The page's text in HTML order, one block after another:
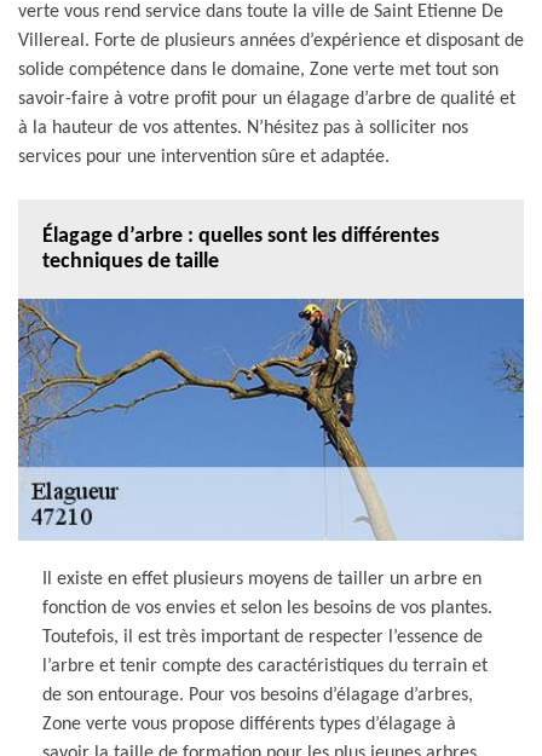
verte vous rend service dans toute la ville de Saint Etienne De
Villereal. Forte de plusieurs années d’expérience et disposant de
solide compétence dans le domaine, Zone verte met tout son
savoir-faire à votre profit pour un élagage d’arbre de qualité et
à la hauteur de vos attentes. N’hésitez pas à solliciter nos
services pour une intervention sûre et adaptée.
Élagage d’arbre : quelles sont les différentes
techniques de taille
Il existe en effet plusieurs moyens de tailler un arbre en
fonction de vos envies et selon les besoins de vos plantes.
Toutefois, il est très important de respecter l’essence de
l’arbre et tenir compte des caractéristiques du terrain et
de son entourage. Pour vos besoins d’élagage d’arbres,
Zone verte vous propose différents types d’élagage à